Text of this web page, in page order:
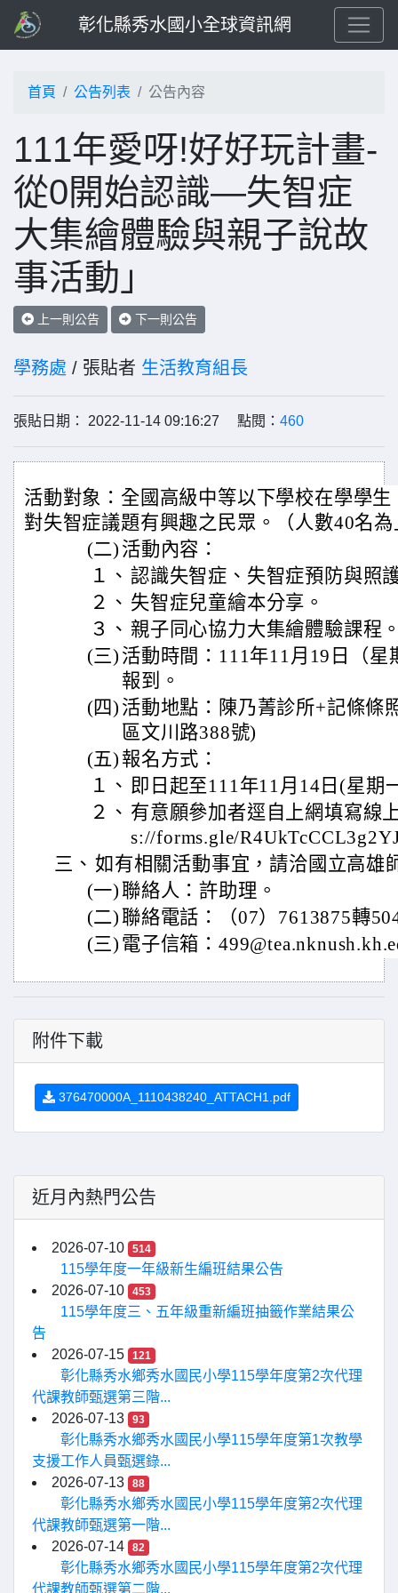
彰化縣秀水國小全球資訊網
首頁 公告列表 公告內容
111年愛呀!好好玩計畫-
從0開始認識—失智症
大集繪體驗與親子說故
事活動」
上一則公告 下一則公告
學務處 / 張貼者 生活教育組長
張貼日期： 2022-11-14 09:16:27 點閱： 460
活動對象：全國高級中等以下學校在學學
對失智症議題有興趣之民眾。（人數40名
(二) 活動內容：
１、 認識失智症、失智症預防與照
２、 失智症兒童繪本分享。
３、 親子同心協力大集繪體驗課程
(三) 活動時間：111年11月19日（
報到。
(四) 活動地點：陳乃菁診所+記條條
區文川路388號)
(五) 報名方式：
１、 即日起至111年11月14日(星期
２、 有意願參加者逕自上網填寫線
s://forms.gle/
三、 如有相關活動事宜，請洽國立高雄
(一) 聯絡人：許助理。
(二) 聯絡電話：（07）7613875轉
(三) 電子信箱：
附件下載
376470000A_1110438240_ATTACH1.pdf
近月內熱門公告
2026-07-10 514
115學年度一年級新生編班結果公告
2026-07-10
453
115學年度三、五年級重新編班抽籤作業結果公
告
2026-07-15
121
彰化縣秀水鄉秀水國民小學115學年度第2次代理
代課教師甄選第三階...
2026-07-13
93
彰化縣秀水鄉秀水國民小學115學年度第1次教學
支援工作人員甄選錄...
2026-07-13
88
彰化縣秀水鄉秀水國民小學115學年度第2次代理
代課教師甄選第一階...
2026-07-14
82
彰化縣秀水鄉秀水國民小學115學年度第2次代理
代課教師甄選第二階...